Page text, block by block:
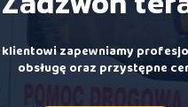
klientowi zapewniamy
obsługę oraz przystępne